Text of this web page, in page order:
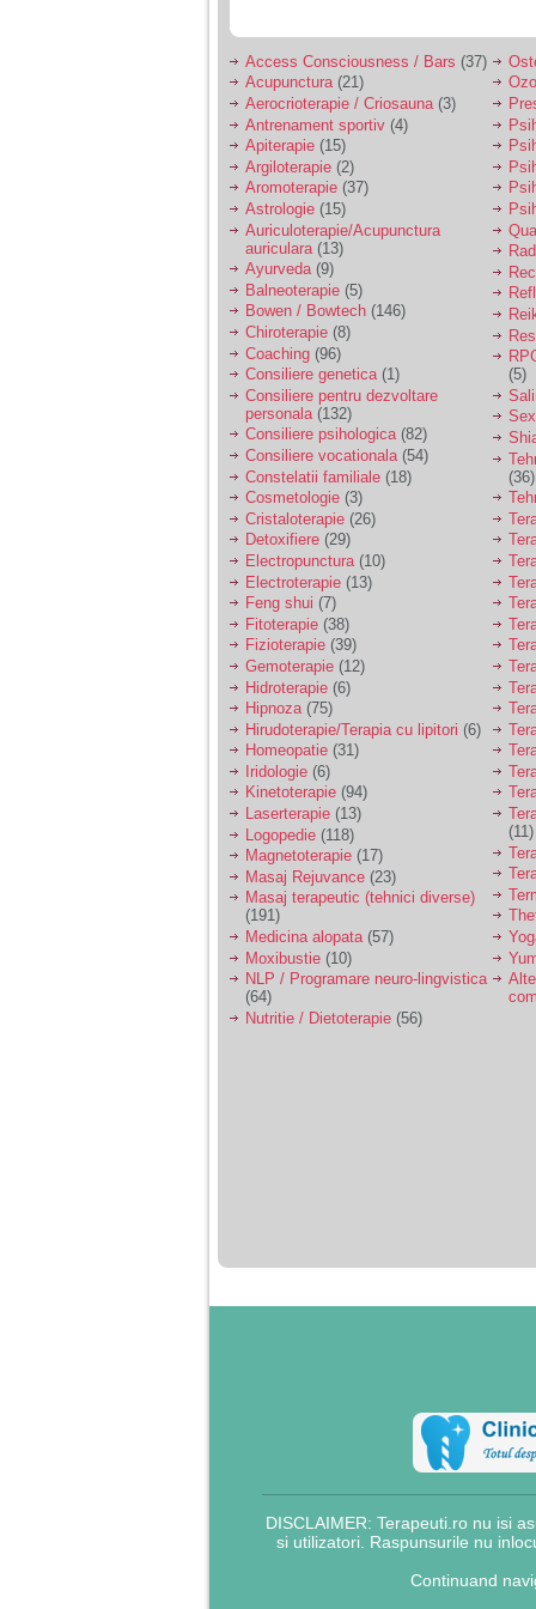
Access Consciousness / Bars (37)
Acupunctura(21)
Aerocrioterapie / Criosauna(3)
Antrenament sportiv (4)
Apiterapie (15)
Argiloterapie (2)
Aromoterapie (37)
Astrologie (15)
Auriculoterapie/Acupunctura
auriculara (13)
Ayurveda(9)
Balneoterapie (5)
Bowen / Bowtech (146)
Chiroterapie (8)
Coaching (96)
Consiliere genetica(1)
Consiliere pentru dezvoltare
personala (132)
Consiliere psihologica(82)
Consiliere vocationala (54)
Constelatii familiale (18)
Cosmetologie (3)
Cristaloterapie (26)
Detoxifiere (29)
Electropunctura (10)
Electroterapie (13)
Feng shui (7)
Fitoterapie (38)
Fizioterapie (39)
Gemoterapie (12)
Hidroterapie (6)
Hipnoza(75)
Hirudoterapie/Terapia cu lipitori (6)
Homeopatie (31)
Iridologie (6)
Kinetoterapie (94)
Laserterapie (13)
Logopedie (118)
Magnetoterapie (17)
Masaj Rejuvance (23)
Masaj terapeutic (tehnici diverse)
(191)
Medicina alopata(57)
Moxibustie (10)
NLP / Programare neuro-lingvistica
(64)
Nutritie / Dietoterapie (56)
(5)
(36)
(11)
DISCLAIMER: Terapeuti.ro nu isi
si utilizatori. Raspunsurile nu
Continuand